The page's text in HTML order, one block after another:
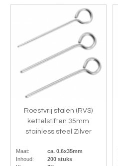
Roestvrij stalen (RVS)
kettelstiften 35mm
stainless steel Zilver
Maat:
ca. 0.6x35mm
Inhoud:
200 stuks